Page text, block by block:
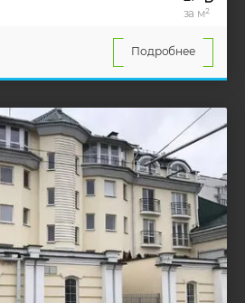
за м²
Подробнее